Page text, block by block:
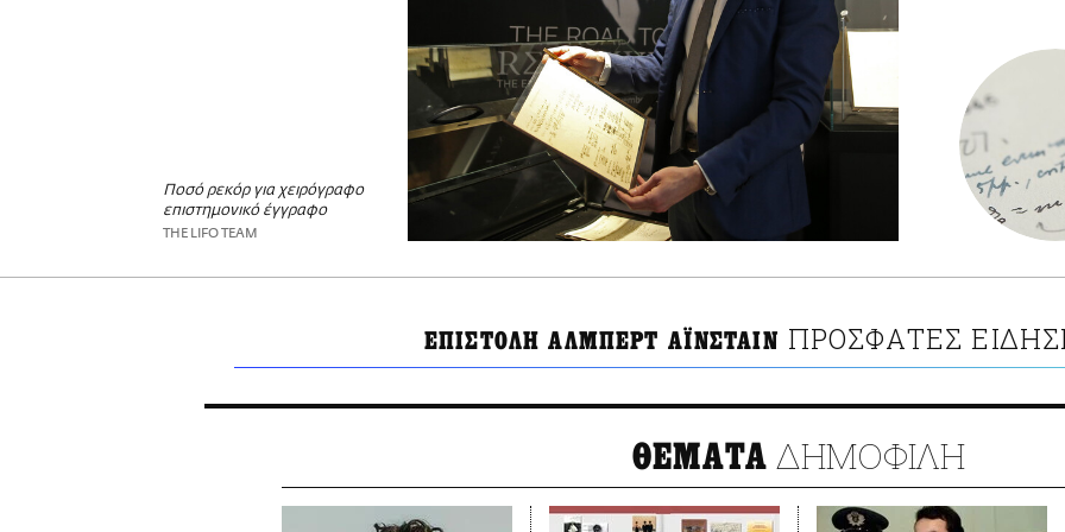
Ποσό ρεκόρ για χειρόγραφο
επιστημονικό έγγραφο
THE LIFO TEAM
ΕΠΙΣΤΟΛΗ ΑΛΜΠΕΡΤ ΑΪΝΣΤΑΙΝ ΠΡΟΣΦΑΤΕΣ
ΘΕΜΑΤΑ ΔΗΜΟΦΙΛΗ